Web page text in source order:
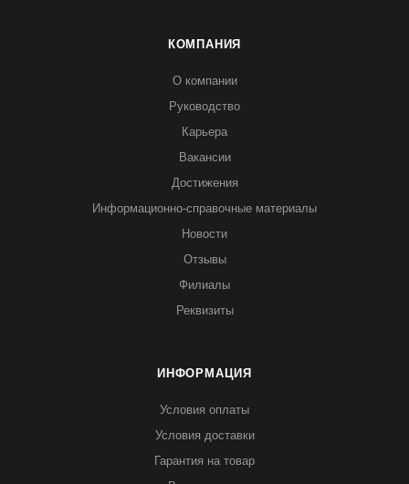
КОМПАНИЯ
О компании
Руководство
Карьера
Вакансии
Достижения
Информационно-справочные материалы
Новости
Отзывы
Филиалы
Реквизиты
ИНФОРМАЦИЯ
Условия оплаты
Условия доставки
Гарантия на товар